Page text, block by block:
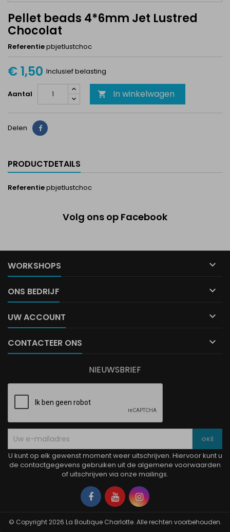
Pellet beads 4*6mm Jet Lustred
Chocolat
Referentiepbjetlustchoc
€ 1,50 Inclusief belasting
Aantal  In winkelwagen
Delen Delen
PRODUCTDETAILS
Referentiepbjetlustchoc
Volg ons op Facebook
WORKSHOPS 
ONS BEDRIJF 
UW ACCOUNT 
CONTACTEER ONS 
NIEUWSBRIEF
U kunt op elk gewenst moment weer uitschrijven. Hiervoor kunt u
de contactgegevens gebruiken uit de algemene voorwaarden
of uitschrijven via onze mailings.
Facebook
YouTubeInstagram
© Copyright 2026 La Boutique Charlotte. Alle rechten voorbehouden.